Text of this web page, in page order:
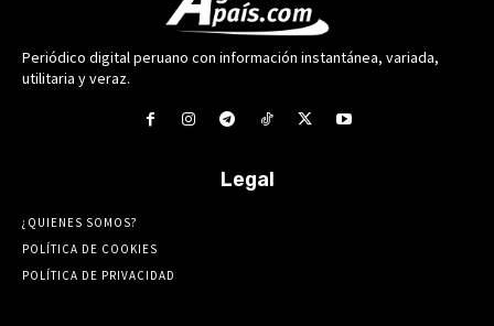
Periódico digital peruano con información instantánea, variada,
utilitaria y veraz.
Legal
¿QUIENES SOMOS?
POLÍTICA DE COOKIES
POLÍTICA DE PRIVACIDAD